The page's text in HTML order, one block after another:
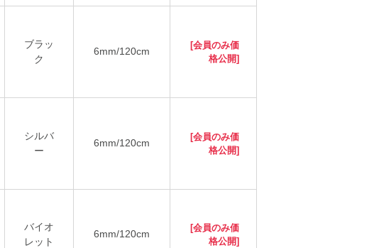
ブラッ
ク
6mm/120cm
[会員のみ価
格公開]
シルバ
ー
6mm/120cm
[会員のみ価
格公開]
バイオ
レット
6mm/120cm
[会員のみ価
格公開]